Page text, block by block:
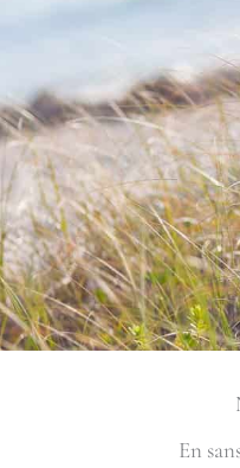
En